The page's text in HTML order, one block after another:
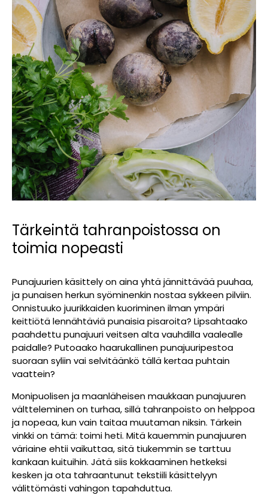
Tärkeintä tahranpoistossa on
toimia nopeasti
Punajuurien käsittely on aina yhtä jännittävää puuhaa,
ja punaisen herkun syöminenkin nostaa sykkeen pilviin.
Onnistuuko juurikkaiden kuoriminen ilman ympäri
keittiötä lennähtäviä punaisia pisaroita? Lipsahtaako
paahdettu punajuuri veitsen alta vauhdilla vaalealle
paidalle? Putoaako haarukallinen punajuuripestoa
suoraan syliin vai selvitäänkö tällä kertaa puhtain
vaattein?
Monipuolisen ja maanläheisen maukkaan punajuuren
vältteleminen on turhaa, sillä tahranpoisto on helppoa
ja nopeaa, kun vain taitaa muutaman niksin. Tärkein
vinkki on tämä: toimi heti. Mitä kauemmin punajuuren
väriaine ehtii vaikuttaa, sitä tiukemmin se tarttuu
kankaan kuituihin. Jätä siis kokkaaminen hetkeksi
kesken ja ota tahraantunut tekstiili käsittelyyn
välittömästi vahingon tapahduttua.